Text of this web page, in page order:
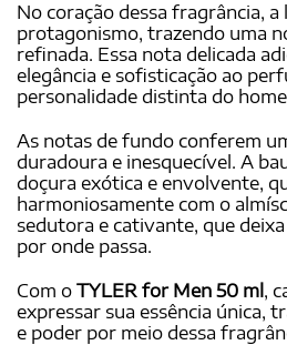
No coração dessa fragrância, a
protagonismo, trazendo uma
refinada. Essa nota delicada
elegância e sofisticação ao
personalidade distinta do
As notas de fundo conferem
duradoura e inesquecível. A
doçura exótica e envolvente,
harmoniosamente com o
sedutora e cativante, que
por onde passa.
Com o TYLER for Men 50 ml,
expressar sua essência única,
e poder por meio dessa